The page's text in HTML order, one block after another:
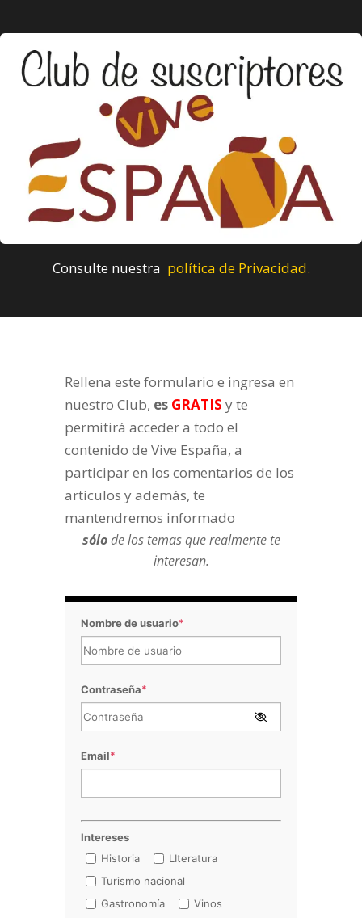
Consulte nuestra política de Privacidad.
Rellena este formulario e ingresa en
nuestro Club, es GRATIS y te
permitirá acceder a todo el
contenido de Vive España, a
participar en los comentarios de los
artículos y además, te
mantendremos informado
sólode los temas que realmente te
interesan.
Nombre de usuario*
Contraseña*
Email*
Intereses
Historia
LIteratura
Turismo nacional
Gastronomía
Vinos